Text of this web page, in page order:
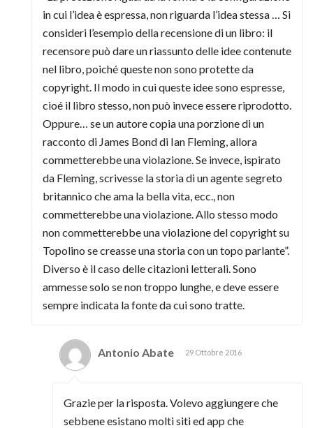
in cui l’idea è espressa, non riguarda l’idea stessa … Si
consideri l’esempio della recensione di un libro: il
recensore può dare un riassunto delle idee contenute
nel libro, poiché queste non sono protette da
copyright. Il modo in cui queste idee sono espresse,
cioé il libro stesso, non può invece essere riprodotto.
Oppure… se un autore copia una porzione di un
racconto di James Bond di Ian Fleming, allora
commetterebbe una violazione. Se invece, ispirato
da Fleming, scrivesse la storia di un agente segreto
britannico che ama la bella vita, ecc., non
commetterebbe una violazione. Allo stesso modo
non commetterebbe una violazione del copyright su
Topolino se creasse una storia con un topo parlante”.
Diverso è il caso delle citazioni letterali. Sono
ammesse solo se non troppo lunghe, e deve essere
sempre indicata la fonte da cui sono tratte.
Antonio Abate 29 Ottobre 2016
Grazie per la risposta. Volevo aggiungere che
sebbene esistano molti siti ed app che